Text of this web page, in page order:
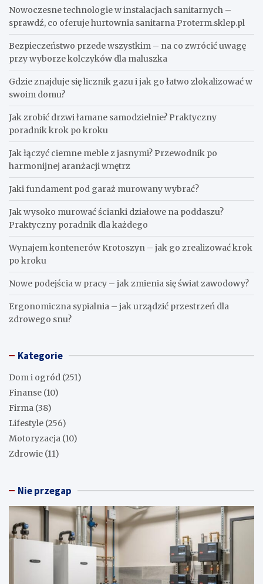
Nowoczesne technologie w instalacjach sanitarnych –
sprawdź, co oferuje hurtownia sanitarna Proterm.sklep.pl
Bezpieczeństwo przede wszystkim – na co zwrócić uwagę
przy wyborze kolczyków dla maluszka
Gdzie znajduje się licznik gazu i jak go łatwo zlokalizować w
swoim domu?
Jak zrobić drzwi łamane samodzielnie? Praktyczny
poradnik krok po kroku
Jak łączyć ciemne meble z jasnymi? Przewodnik po
harmonijnej aranżacji wnętrz
Jaki fundament pod garaż murowany wybrać?
Jak wysoko murować ścianki działowe na poddaszu?
Praktyczny poradnik dla każdego
Wynajem kontenerów Krotoszyn – jak go zrealizować krok
po kroku
Nowe podejścia w pracy – jak zmienia się świat zawodowy?
Ergonomiczna sypialnia – jak urządzić przestrzeń dla
zdrowego snu?
Kategorie
Dom i ogród (251)
Finanse (10)
Firma (38)
Lifestyle (256)
Motoryzacja (10)
Zdrowie (11)
Nie przegap